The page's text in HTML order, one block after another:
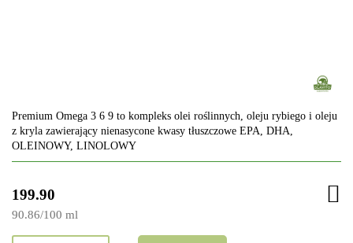
Premium Omega 3 6 9 to kompleks olei roślinnych, oleju rybiego i oleju
z kryla zawierający nienasycone kwasy tłuszczowe EPA, DHA,
OLEINOWY, LINOLOWY
199.90
90.86/100 ml